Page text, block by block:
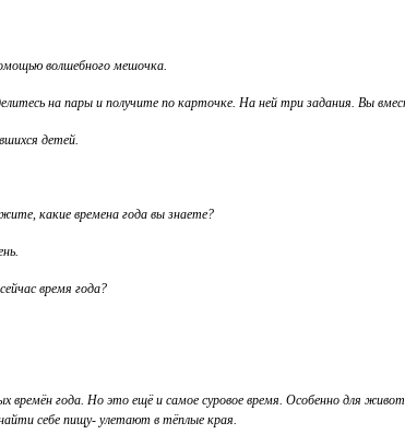
волшебного мешочка.
на пары и получите по карточке. На ней три задания. Вы
детей.
какие времена года вы знаете?
время года?
времён года. Но это ещё и самое суровое время. Особенно для
себе пищу- улетают в тёплые края.